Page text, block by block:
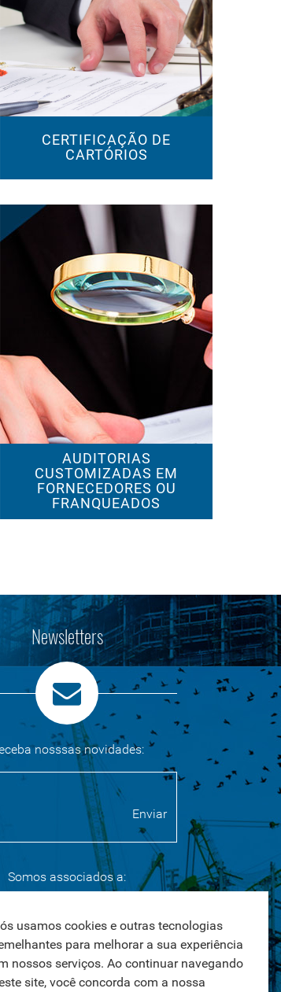
CERTIFICAÇÃO DE
CARTÓRIOS
AUDITORIAS
CUSTOMIZADAS EM
FORNECEDORES OU
FRANQUEADOS
Newsletters
nosssas novidades:
Somos associados a:
CERTIFICADORA LTDA
06.929.920/0001-75
usamos cookies e outras tecnologias
para melhorar a sua experiência
nossos serviços. Ao continuar navegando
site, você concorda com a nossa
usamos cookies e outras tecnologias
para melhorar a sua experiência
nossos serviços. Ao continuar navegando
site, você concorda com a nossa